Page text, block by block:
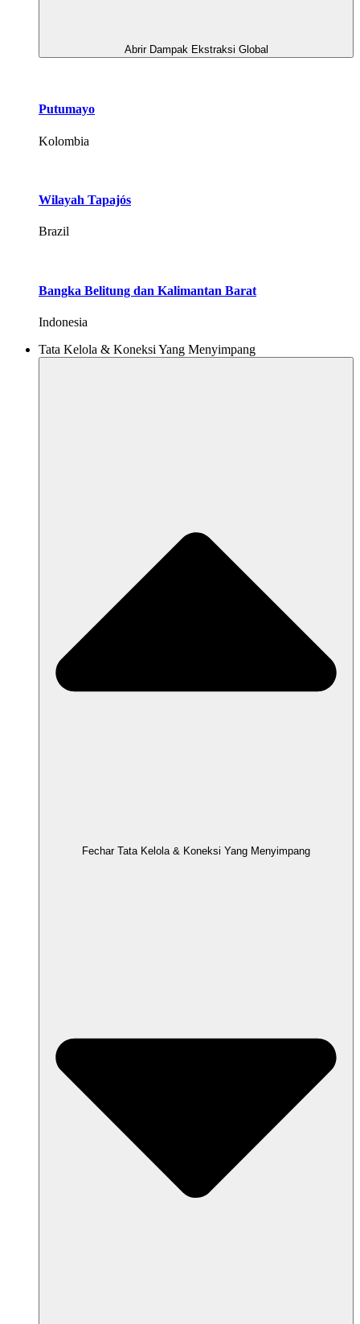
Abrir Dampak Ekstraksi Global
Putumayo
Kolombia
Wilayah Tapajós
Brazil
Bangka Belitung dan Kalimantan Barat
Indonesia
Tata Kelola & Koneksi Yang Menyimpang
Fechar Tata Kelola & Koneksi Yang Menyimpang